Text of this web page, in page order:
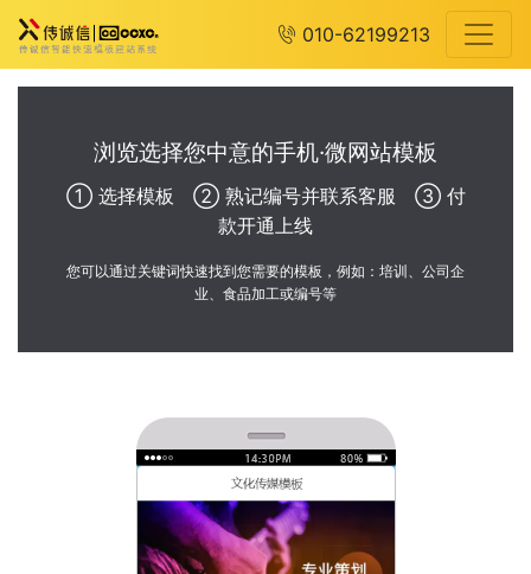
010-62199213
浏览选择您中意的手机·微网站模板
① 选择模板 ② 熟记编号并联系客服 ③ 付
款开通上线
您可以通过关键词快速找到您需要的模板，例如：培训、公司企
业、食品加工或编号等